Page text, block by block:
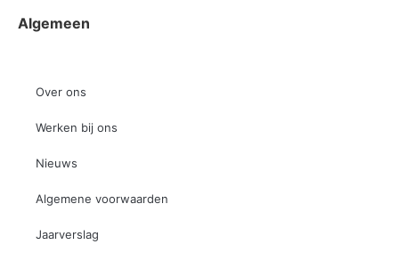
Algemeen
Over ons
Werken bij ons
Nieuws
Algemene voorwaarden
Jaarverslag